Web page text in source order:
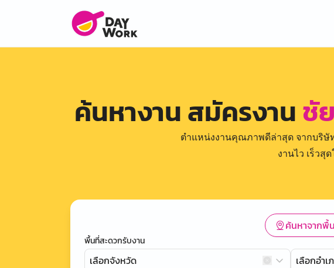
ค้นหางาน สมัครงานชั
ตำแหน่งงานคุณภาพดีล่าสุด จากบริ
งานไว เร็วสุ
ค้นหาจากพื้
พื้นที่สะดวกรับงาน
เลือกจังหวัด เลือกอำเ